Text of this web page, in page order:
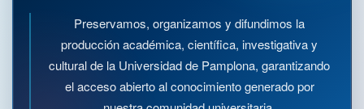
Preservamos, organizamos y difundimos la
producción académica, científica, investigativa y
cultural de la Universidad de Pamplona, garantizando
el acceso abierto al conocimiento generado por